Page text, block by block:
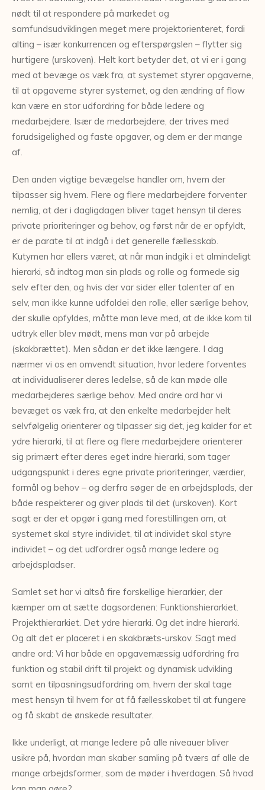
nødt til at respondere på markedet og
samfundsudviklingen meget mere projektorienteret, fordi
alting – især konkurrencen og efterspørgslen – flytter sig
hurtigere (urskoven). Helt kort betyder det, at vi er i gang
med at bevæge os væk fra, at systemet styrer opgaverne,
til at opgaverne styrer systemet, og den ændring af flow
kan være en stor udfordring for både ledere og
medarbejdere. Især de medarbejdere, der trives med
forudsigelighed og faste opgaver, og dem er der mange
af.
Den anden vigtige bevægelse handler om, hvem der
tilpasser sig hvem. Flere og flere medarbejdere forventer
nemlig, at der i dagligdagen bliver taget hensyn til deres
private prioriteringer og behov, og først når de er opfyldt,
er de parate til at indgå i det generelle fællesskab.
Kutymen har ellers været, at når man indgik i et almindeligt
hierarki, så indtog man sin plads og rolle og formede sig
selv efter den, og hvis der var sider eller talenter af en
selv, man ikke kunne udfoldei den rolle, eller særlige behov,
der skulle opfyldes, måtte man leve med, at de ikke kom til
udtryk eller blev mødt, mens man var på arbejde
(skakbrættet). Men sådan er det ikke længere. I dag
nærmer vi os en omvendt situation, hvor ledere forventes
at individualiserer deres ledelse, så de kan møde alle
medarbejderes særlige behov. Med andre ord har vi
bevæget os væk fra, at den enkelte medarbejder helt
selvfølgelig orienterer og tilpasser sig det, jeg kalder for et
ydre hierarki, til at flere og flere medarbejdere orienterer
sig primært efter deres eget indre hierarki, som tager
udgangspunkt i deres egne private prioriteringer, værdier,
formål og behov – og derfra søger de en arbejdsplads, der
både respekterer og giver plads til det (urskoven). Kort
sagt er der et opgør i gang med forestillingen om, at
systemet skal styre individet, til at individet skal styre
individet – og det udfordrer også mange ledere og
arbejdspladser.
Samlet set har vi altså fire forskellige hierarkier, der
kæmper om at sætte dagsordenen: Funktionshierarkiet.
Projekthierarkiet. Det ydre hierarki. Og det indre hierarki.
Og alt det er placeret i en skakbræts-urskov. Sagt med
andre ord: Vi har både en opgavemæssig udfordring fra
funktion og stabil drift til projekt og dynamisk udvikling
samt en tilpasningsudfordring om, hvem der skal tage
mest hensyn til hvem for at få fællesskabet til at fungere
og få skabt de ønskede resultater.
Ikke underligt, at mange ledere på alle niveauer bliver
usikre på, hvordan man skaber samling på tværs af alle de
mange arbejdsformer, som de møder i hverdagen. Så hvad